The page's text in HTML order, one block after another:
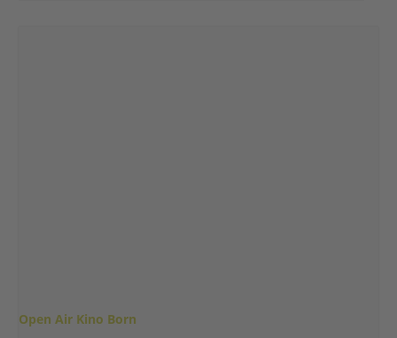
Open Air Kino Born